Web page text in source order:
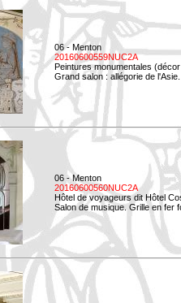
06 - Menton
20160600559NUC2A
Peintures monumentales
Grand salon : allégorie de l'Asie.
06 - Menton
20160600560NUC2A
Hôtel de voyageurs dit Hôtel
Salon de musique. Grille en fer